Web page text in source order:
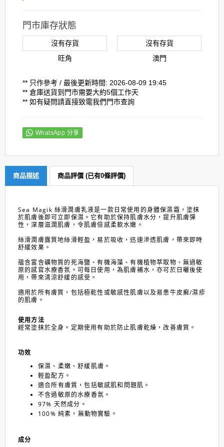
門市庫存狀態
沒有存貨
旺角
沒有存貨
澳門
** 只作參考 / 最後更新時間: 2026-08-09 19:45
** 倉庫送貨到門市需要大約5個工作天
** 如有疑問請直接致電我們門市查詢
WhatsApp 分享
商品描述 商品評價 (已有0條評價)
Sea Magik 絲滑潤膚乳液是一款日常使用的身體保濕霜，塗抹
於肌膚後即可立即保濕。它有助於保持肌膚水分，提升肌膚彈
性，深層滋潤肌膚，令肌膚倍感柔軟水嫩。
絲滑潤膚露質地絲滑輕盈，易於吸收，迅速滲透肌膚，帶來即時
舒緩效果。
蘊含富含礦物質的死海鹽、有機海藻、有機植物萃取物、無過敏
原的感官水療香氛。可每日使用，為肌膚補水，亦可於日曬後使
用，帶來清涼舒緩的感受。
適用於所有膚質，包括極乾性或敏感性肌膚以及易患牛皮癬/濕疹
的肌膚。
使用方法
經常塗抹於全身。定期使用有助於防止肌膚乾燥，改善膚質。
功效
保濕、柔嫩、舒緩肌膚。
輕盈配方。
適合所有膚質，包括敏感肌和問題肌。
不含過敏原的水療香氛。
97% 天然成分。
100% 純素，無動物實驗。
成分